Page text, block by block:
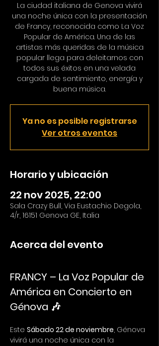
La ciudad italiana de Genova vivirá
una noche única con la presentación
de Francy, reconocida como La Voz
Popular de América. Una de las
artistas más queridas de la música
popular llega para deleitarnos con
todos sus éxitos en una velada
cargada de sentimiento, energía y
buena música.
Ya no es posible registrarse
Ver otros eventos
Horario y ubicación
22 nov 2025, 22:00
Sala Crazy Bull, Via Eustachio Degola,
4/r, 16151 Genova GE, Italia
Acerca del evento
FRANCY – La Voz Popular de
América en Concierto en
Génova 🎶
Este Sábado 22 de noviembre, Génova
vivirá una noche única con la